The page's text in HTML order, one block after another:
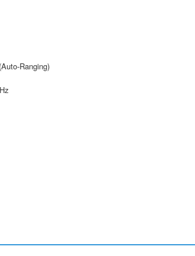
Ranging)